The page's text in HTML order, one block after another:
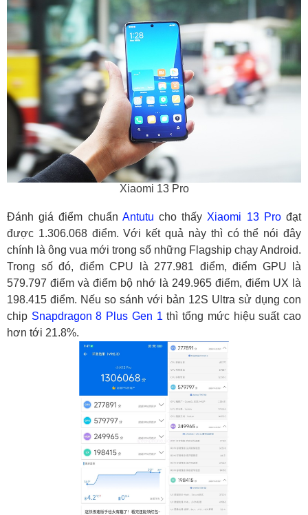
Xiaomi 13 Pro
Đánh giá điểm chuẩn Antutu cho thấy Xiaomi 13 Prođạt
được 1.306.068 điểm. Với kết quả này thì có thể nói đây
chính là ông vua mới trong số những Flagship chạy Android.
Trong số đó, điểm CPU là 277.981 điểm, điểm GPU là
579.797 điểm và điểm bộ nhớ là 249.965 điểm, điểm UX là
198.415 điểm. Nếu so sánh với bản 12S Ultra sử dụng con
chip Snapdragon 8 Plus Gen 1 thì tổng mức hiệu suất cao
hơn tới 21.8%.